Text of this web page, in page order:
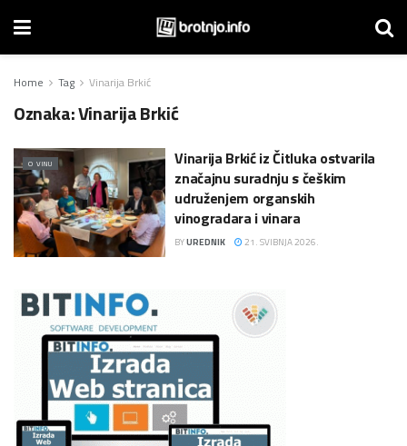
Home Tag Vinarija Brkić
Oznaka:Vinarija Brkić
O VINU
Vinarija Brkić iz Čitluka ostvarila
značajnu suradnju s češkim
udruženjem organskih
vinogradara i vinara
BYUREDNIK 21. SVIBNJA 2026.